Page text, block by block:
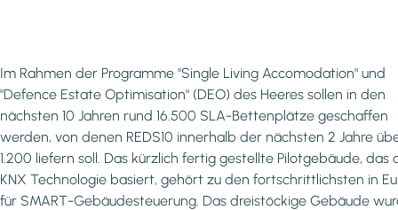
Im Rahmen der Programme "Single Living Accomodation" und
"Defence Estate Optimisation" (DEO) des Heeres sollen in den
nächsten 10 Jahren rund 16.500 SLA-Bettenplätze geschaffen
werden, von denen REDS10 innerhalb der nächsten 2 Jahre
1.200 liefern soll. Das kürzlich fertig gestellte Pilotgebäude, das
KNX Technologie basiert, gehört zu den fortschrittlichsten in
für SMART-Gebäudesteuerung. Das dreistöckige Gebäude